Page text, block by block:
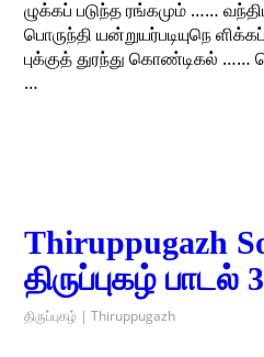
ழுக்கப் படுந்த ரங்கமும் ……
பொருந்தி யன்றுயர்படியுநெ
புக்குத் துரந்து கொண்டிகல் ……
…
Thiruppugazh
திருப்புகழ் பாடல்
திருப்புகழ் | Thiruppugazh